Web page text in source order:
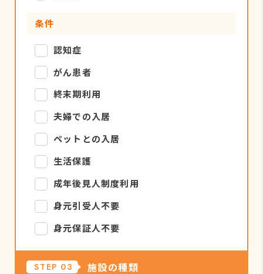
条件
認知症
がん患者
終末期利用
夫婦での入居
ペットとの入居
生活保護
成年後見人制度利用
身元引受人不要
身元保証人不要
STEP 03 施設の種類